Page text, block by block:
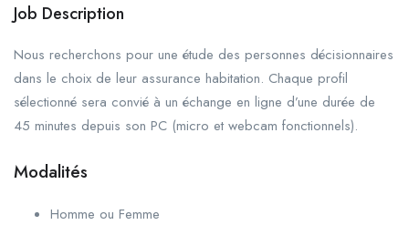
Job Description
Nous recherchons pour une étude des personnes décisionnaires
dans le choix de leur assurance habitation. Chaque profil
sélectionné sera convié à un échange en ligne d’une durée de
45 minutes depuis son PC (micro et webcam fonctionnels).
Modalités
Homme ou Femme